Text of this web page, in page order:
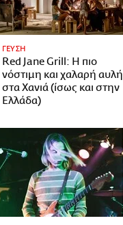
ΓΕΥΣΗ
Red Jane Grill: Η πιο
νόστιμη και χαλαρή αυλή
στα Χανιά (ίσως και στην
Ελλάδα)